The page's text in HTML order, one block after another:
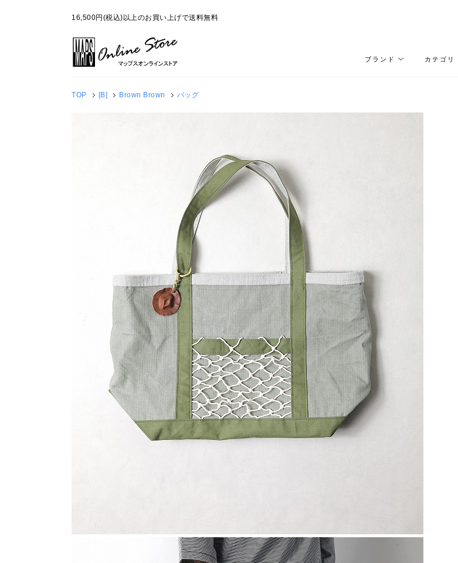
16,500円(税込)以上のお買い上げで送料無料
ブランド カテゴリ
TOP [B] Brown Brown バッグ